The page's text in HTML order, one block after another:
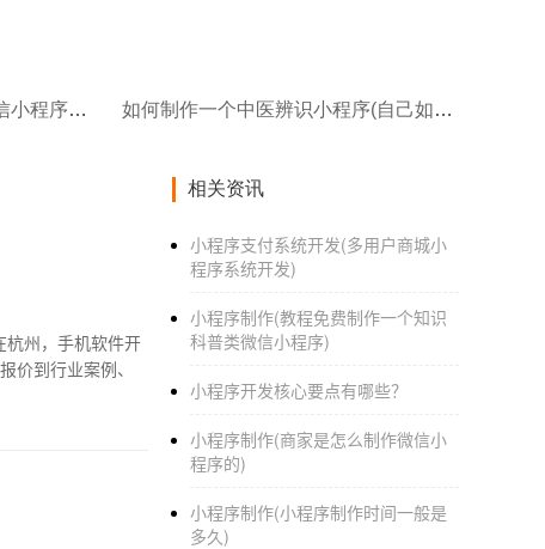
如何制作一个新闻小程序(微信小程序制作教程教你免费制作文章小程序) 如何制作一个中医辨识小程序(自己如何制作小程序制作小程序关键有哪些)
杭州，手机软件开
价到行业案例、
相关资讯
小程序支付系统开发(多用户商城小
程序系统开发)
小程序制作(教程免费制作一个知识
科普类微信小程序)
小程序开发核心要点有哪些？
小程序制作(商家是怎么制作微信小
程序的)
小程序制作(小程序制作时间一般是
多久)